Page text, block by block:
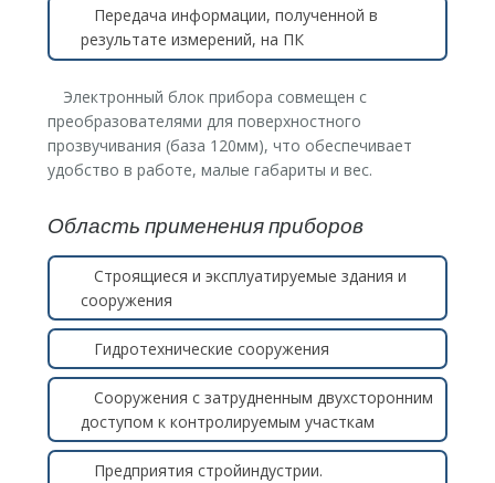
Передача информации, полученной в
результате измерений, на ПК
Электронный блок прибора совмещен с
преобразователями для поверхностного
прозвучивания (база 120мм), что обеспечивает
удобство в работе, малые габариты и вес.
Область применения приборов
Строящиеся и эксплуатируемые здания и
сооружения
Гидротехнические сооружения
Сооружения с затрудненным двухсторонним
доступом к контролируемым участкам
Предприятия стройиндустрии.